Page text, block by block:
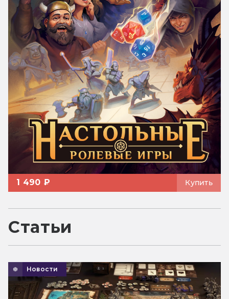
1 490 ₽ Купить
Статьи
Новости